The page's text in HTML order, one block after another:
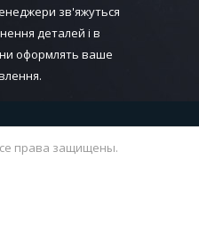
зв'яжуться
деталей і в
оформлять ваше
права защищены.